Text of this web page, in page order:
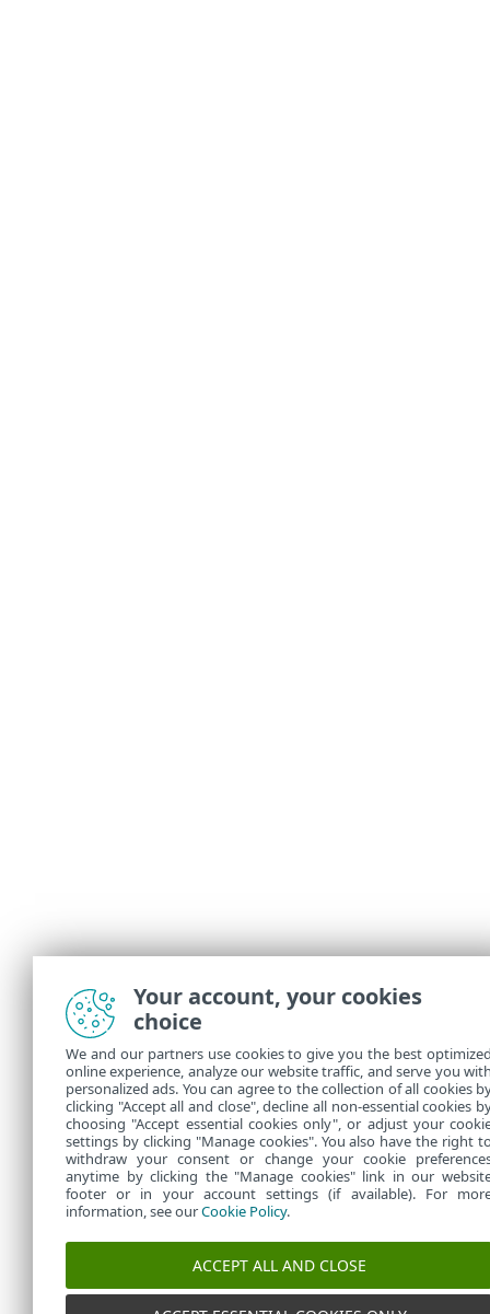
Your account, your cookies
choice
We and our partners use cookies to give you the best
online experience, analyze our website traffic, and serve you
personalized ads. You can agree to the collection of all cookies
clicking "Accept all and close", decline all non-essential cookies
choosing "Accept essential cookies only", or adjust your
settings by clicking "Manage cookies". You also have the right
withdraw your consent or change your cookie
anytime by clicking the "Manage cookies" link in our
footer or in your account settings (if available). For
information, see ourCookie Policy.
ACCEPT ALL AND CLOSE